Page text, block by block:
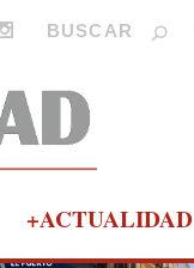
+ACTUALIDAD
PUBLICIDAD